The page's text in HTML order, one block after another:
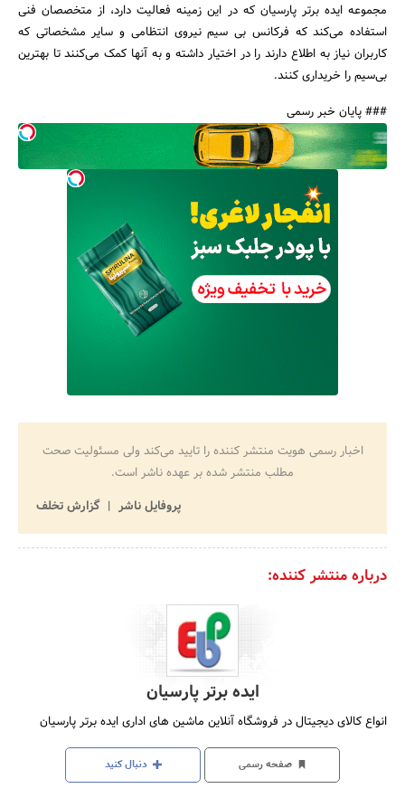
مجموعه ایده برتر پارسیان که در این زمینه فعالیت دارد، از متخصصان فنی
استفاده می‌کند که فرکانس بی سیم نیروی انتظامی و سایر مشخصاتی که
کاربران نیاز به اطلاع دارند را در اختیار داشته و به آنها کمک می‌کنند تا بهترین
بی‌سیم را خریداری کنند.
### پایان خبر رسمی
اخبار رسمی هویت منتشر کننده را تایید می‌کند ولی مسئولیت صحت
مطلب منتشر شده بر عهده ناشر است.
پروفایل ناشر
گزارش تخلف
درباره منتشر کننده:
ایده برتر پارسیان
انواع کالای دیجیتال در فروشگاه آنلاین ماشین های اداری ایده برتر پارسیان
صفحه رسمی دنبال کنید